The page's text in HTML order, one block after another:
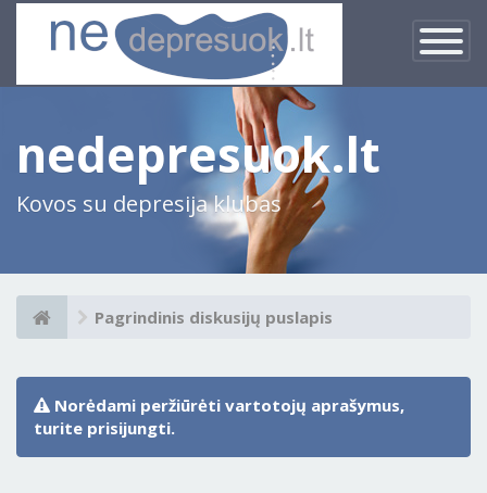
Įjungti
×
nedepresuok.lt
Kovos su depresija klubas
Pagrindinis diskusijų puslapis
Norėdami peržiūrėti vartotojų aprašymus,
turite prisijungti.